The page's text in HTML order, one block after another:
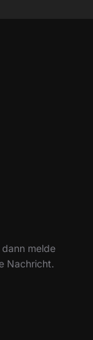
melde
Nachricht.